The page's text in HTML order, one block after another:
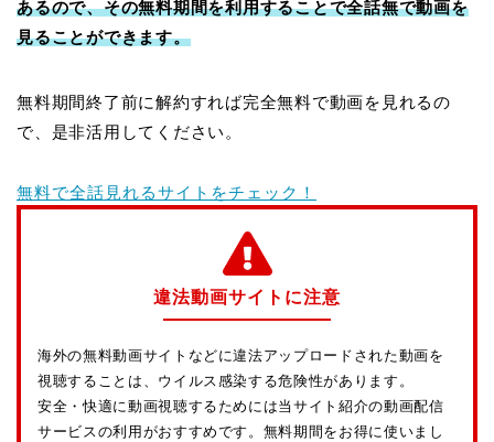
あるので、その無料期間を利用することで全話無で動画を
見ることができます。
無料期間終了前に解約すれば完全無料で動画を見れるの
で、是非活用してください。
無料で全話見れるサイトをチェック！
違法動画サイトに注意
海外の無料動画サイトなどに違法アップロードされた動画を
視聴することは、ウイルス感染する危険性があります。
安全・快適に動画視聴するためには当サイト紹介の動画配信
サービスの利用がおすすめです。無料期間をお得に使いまし